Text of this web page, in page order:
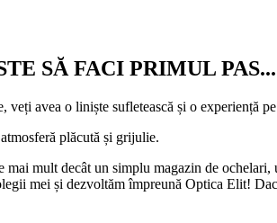
SĂ FACI PRIMUL PAS...
avea o liniște sufletească și o experiență
plăcută și grijulie.
mult decât un simplu magazin de
mei și dezvoltăm împreună Optica Elit!